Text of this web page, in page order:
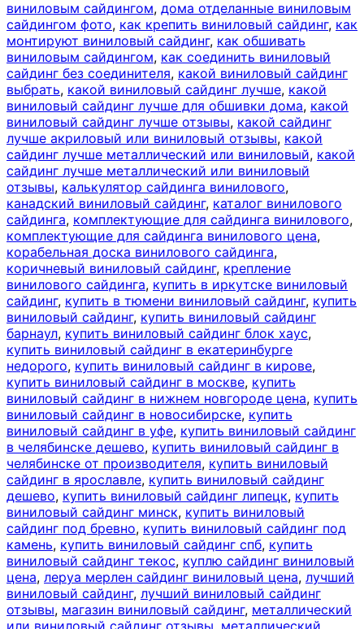
виниловым сайдингом, дома отделанные виниловым
сайдингом фото, как крепить виниловый сайдинг, как
монтируют виниловый сайдинг, как обшивать
виниловым сайдингом, как соединить виниловый
сайдинг без соединителя, какой виниловый сайдинг
выбрать, какой виниловый сайдинг лучше, какой
виниловый сайдинг лучше для обшивки дома, какой
виниловый сайдинг лучше отзывы, какой сайдинг
лучше акриловый или виниловый отзывы, какой
сайдинг лучше металлический или виниловый, какой
сайдинг лучше металлический или виниловый
отзывы, калькулятор сайдинга винилового,
канадский виниловый сайдинг, каталог винилового
сайдинга, комплектующие для сайдинга винилового,
комплектующие для сайдинга винилового цена,
корабельная доска винилового сайдинга,
коричневый виниловый сайдинг, крепление
винилового сайдинга, купить в иркутске виниловый
сайдинг, купить в тюмени виниловый сайдинг, купить
виниловый сайдинг, купить виниловый сайдинг
барнаул, купить виниловый сайдинг блок хаус,
купить виниловый сайдинг в екатеринбурге
недорого, купить виниловый сайдинг в кирове,
купить виниловый сайдинг в москве, купить
виниловый сайдинг в нижнем новгороде цена, купить
виниловый сайдинг в новосибирске, купить
виниловый сайдинг в уфе, купить виниловый сайдинг
в челябинске дешево, купить виниловый сайдинг в
челябинске от производителя, купить виниловый
сайдинг в ярославле, купить виниловый сайдинг
дешево, купить виниловый сайдинг липецк, купить
виниловый сайдинг минск, купить виниловый
сайдинг под бревно, купить виниловый сайдинг под
камень, купить виниловый сайдинг спб, купить
виниловый сайдинг текос, куплю сайдинг виниловый
цена, леруа мерлен сайдинг виниловый цена, лучший
виниловый сайдинг, лучший виниловый сайдинг
отзывы, магазин виниловый сайдинг, металлический
или виниловый сайдинг отзывы, металлический